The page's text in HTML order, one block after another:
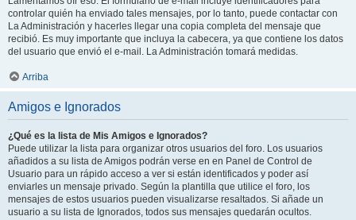
controlar quién ha enviado tales mensajes, por lo tanto, puede contactar con
La Administración y hacerles llegar una copia completa del mensaje que
recibió. Es muy importante que incluya la cabecera, ya que contiene los datos
del usuario que envió el e-mail. La Administración tomará medidas.
Arriba
Amigos e Ignorados
¿Qué es la lista de Mis Amigos e Ignorados?
Puede utilizar la lista para organizar otros usuarios del foro. Los usuarios
añadidos a su lista de Amigos podrán verse en en Panel de Control de
Usuario para un rápido acceso a ver si están identificados y poder así
enviarles un mensaje privado. Según la plantilla que utilice el foro, los
mensajes de estos usuarios pueden visualizarse resaltados. Si añade un
usuario a su lista de Ignorados, todos sus mensajes quedarán ocultos.